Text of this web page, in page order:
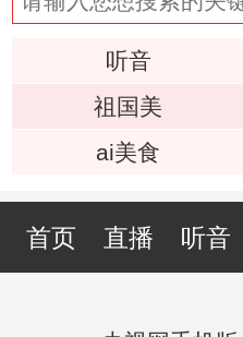
听音
祖国美
ai美食
首页 直播 听音